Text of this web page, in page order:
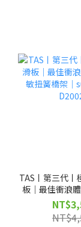
TAS丨第三代丨
板｜最佳衝浪
扭簧橋架｜